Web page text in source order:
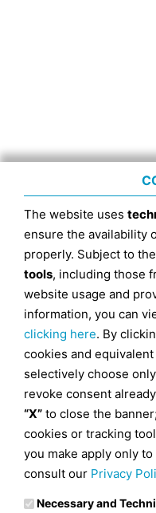
The website uses
ensure the availability
properly. Subject to
tools, including those
website usage and
information, you can
clicking here. By
cookies and equivalent
selectively choose
revoke consent
“X” to close the
cookies or tracking
you make apply only
consult our Privacy
Necessary and